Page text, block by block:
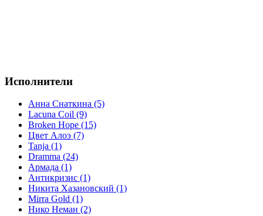
Исполнители
Анна Снаткина (5)
Lacuna Coil (9)
Broken Hope (15)
Цвет Алоэ (7)
Tanja (1)
Dramma (24)
Армада (1)
Антикризис (1)
Никита Хазановский (1)
Mirra Gold (1)
Нико Неман (2)